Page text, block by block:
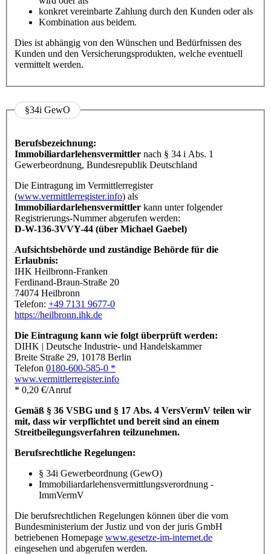
konkret vereinbarte Zahlung durch den Kunden oder als
Kombination aus beidem.
Dies ist abhängig von den Wünschen und Bedürfnissen des
Kunden und den Versicherungsprodukten, welche eventuell
vermittelt werden.
§34i GewO
Berufsbezeichnung:
Immobiliardarlehensvermittler nach § 34 i Abs. 1
Gewerbeordnung, Bundesrepublik Deutschland
Die Eintragung im Vermittlerregister
(www.vermittlerregister.info) als
Immobiliardarlehensvermittler kann unter folgender
Registrierungs-Nummer abgerufen werden:
D-W-136-3VVY-44 (über Michael Gaebel)
Aufsichtsbehörde und zuständige Behörde für die
Erlaubnis:
IHK Heilbronn-Franken
Ferdinand-Braun-Straße 20
74074 Heilbronn
Telefon: +49 7131 9677-0
https://heilbronn.ihk.de
Die Eintragung kann wie folgt überprüft werden:
DIHK | Deutsche Industrie- und Handelskammer
Breite Straße 29, 10178 Berlin
Telefon 0180-600-585-0 *
www.vermittlerregister.info
* 0,20 €/Anruf
Gemäß § 36 VSBG und § 17 Abs. 4 VersVermV teilen wir
mit, dass wir verpflichtet und bereit sind an einem
Streitbeilegungsverfahren teilzunehmen.
Berufsrechtliche Regelungen:
§ 34i Gewerbeordnung (GewO)
Immobiliardarlehensvermittlungsverordnung -
ImmVermV
Die berufsrechtlichen Regelungen können über die vom
Bundesministerium der Justiz und von der juris GmbH
betriebenen Homepage www.gesetze-im-internet.de
eingesehen und abgerufen werden.